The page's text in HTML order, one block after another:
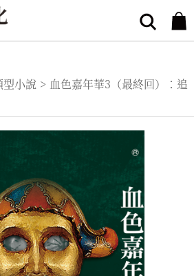
型小說 > 血色嘉年華3（最終回）：追